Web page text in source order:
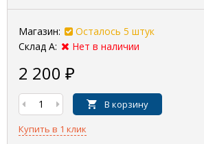
Магазин:
Осталось 5 штук
Склад А:
Нет в наличии
2 200 ₽
В корзину
Купить в 1 клик